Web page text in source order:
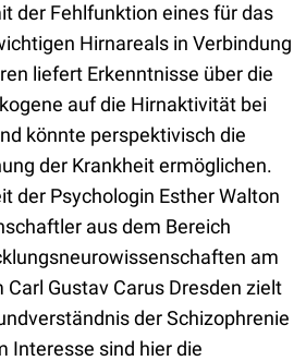
der Fehlfunktion eines für das
Hirnareals in Verbindung
liefert Erkenntnisse über die
auf die Hirnaktivität bei
könnte perspektivisch die
der Krankheit ermöglichen.
der Psychologin Esther Walton
aus dem Bereich
am
Gustav Carus Dresden zielt
der Schizophrenie
Interesse sind hier die